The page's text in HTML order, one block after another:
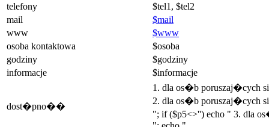
telefony
$tel1, $tel2
mail
$mail
www
$www
osoba kontaktowa
$osoba
godziny
$godziny
informacje
$informacje
dost�pno��
1. dla os�b poruszaj�cych
2. dla os�b poruszaj�cych
"; if ($p5<>'') echo " 3. dla